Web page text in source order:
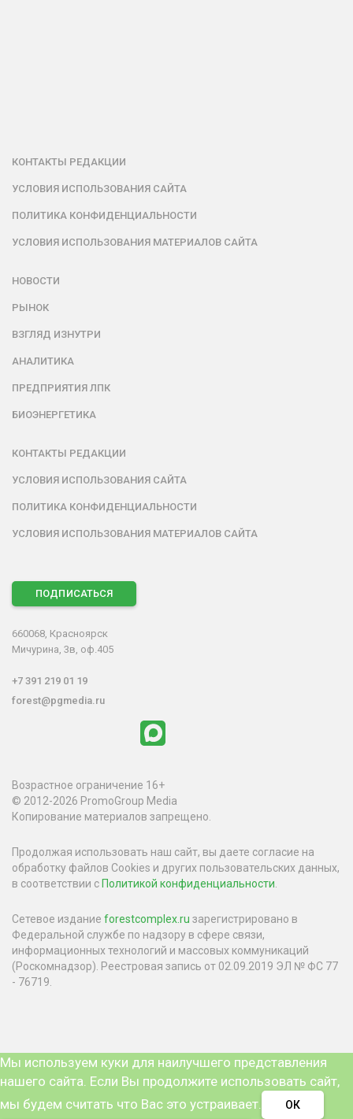
КОНТАКТЫ РЕДАКЦИИ
УСЛОВИЯ ИСПОЛЬЗОВАНИЯ САЙТА
ПОЛИТИКА КОНФИДЕНЦИАЛЬНОСТИ
УСЛОВИЯ ИСПОЛЬЗОВАНИЯ МАТЕРИАЛОВ САЙТА
НОВОСТИ
РЫНОК
ВЗГЛЯД ИЗНУТРИ
АНАЛИТИКА
ПРЕДПРИЯТИЯ ЛПК
БИОЭНЕРГЕТИКА
КОНТАКТЫ РЕДАКЦИИ
УСЛОВИЯ ИСПОЛЬЗОВАНИЯ САЙТА
ПОЛИТИКА КОНФИДЕНЦИАЛЬНОСТИ
УСЛОВИЯ ИСПОЛЬЗОВАНИЯ МАТЕРИАЛОВ САЙТА
ПОДПИСАТЬСЯ
660068, Красноярск
Мичурина, 3в, оф.405
+7 391 219 01 19
forest@pgmedia.ru
Возрастное ограничение 16+
© 2012-2026 PromoGroup Media
Копирование материалов запрещено.
Продолжая использовать наш сайт, вы даете согласие на
обработку файлов Cookies и других пользовательских данных,
в соответствии с Политикой конфиденциальности.
Сетевое издание forestcomplex.ru зарегистрировано в
Федеральной службе по надзору в сфере связи,
информационных технологий и массовых коммуникаций
(Роскомнадзор). Реестровая запись от 02.09.2019 ЭЛ № ФС 77
- 76719.
Мы используем куки для наилучшего представления
нашего сайта. Если Вы продолжите использовать сайт,
мы будем считать что Вас это устраивает.
ОК